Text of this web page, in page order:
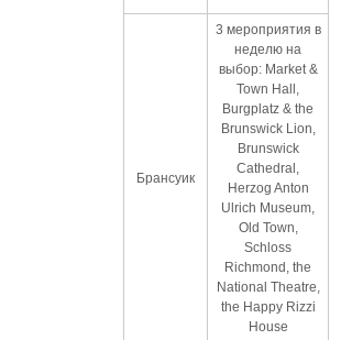
Брансуик
3 мероприятия в
неделю на
выбор: Market &
Town Hall,
Burgplatz & the
Brunswick Lion,
Brunswick
Cathedral,
Herzog Anton
Ulrich Museum,
Old Town,
Schloss
Richmond, the
National Theatre,
the Happy Rizzi
House